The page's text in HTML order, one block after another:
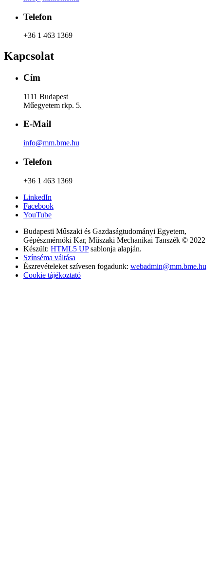
Telefon
+36 1 463 1369
Kapcsolat
Cím
1111 Budapest
Műegyetem rkp. 5.
E-Mail
info@mm.bme.hu
Telefon
+36 1 463 1369
LinkedIn
Facebook
YouTube
Budapesti Műszaki és Gazdaságtudományi Egyetem,
Gépészmérnöki Kar, Műszaki Mechanikai Tanszék © 2022
Készült: HTML5 UPsablonja alapján.
Színséma váltása
Észrevételeket szívesen fogadunk: webadmin@mm.bme.hu
Cookie tájékoztató